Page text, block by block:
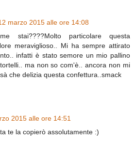
marzo 2015 alle ore 14:08
stai????Molto particolare questa
meraviglioso.. Mi ha sempre attirato
infatti è stato semore un mio pallino
ma non so com'è.. ancora non mi
che delizia questa confettura..smack
2015 alle ore 14:51
te la copierò assolutamente :)